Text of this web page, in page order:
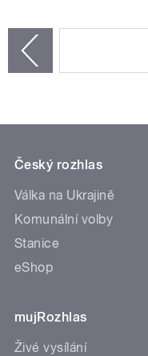
Český rozhlas
Válka na Ukrajině
Komunální volby
Stanice
eShop
mujRozhlas
Živé vysílání